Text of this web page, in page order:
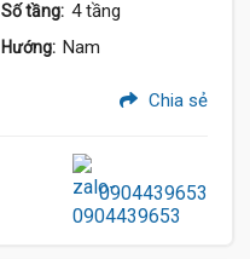
Số tầng: 4 tầng
Hướng: Nam
Chia sẻ
0904439653